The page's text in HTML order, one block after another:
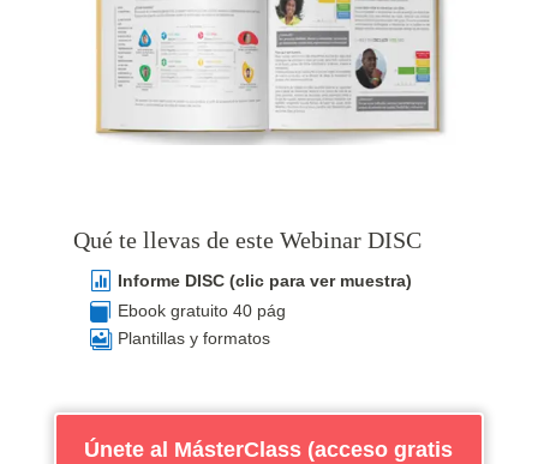
Qué te llevas de este Webinar DISC
 Informe DISC (clic para ver muestra)
 Ebook gratuito 40 pág
 Plantillas y formatos
Únete al MásterClass (acceso gratis